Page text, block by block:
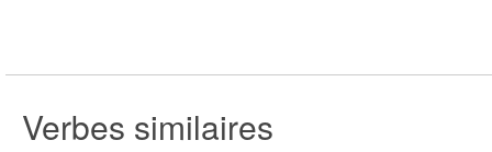
Verbes similaires